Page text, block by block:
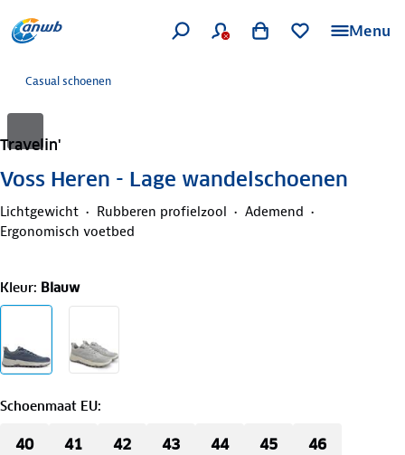
Menu
Casual schoenen
Travelin'
Voss Heren - Lage wandelschoenen
Lichtgewicht Rubberen profielzool
Ademend
Ergonomisch voetbed
Kleur: Blauw
Schoenmaat EU:
40 41 42 43 44 45 46